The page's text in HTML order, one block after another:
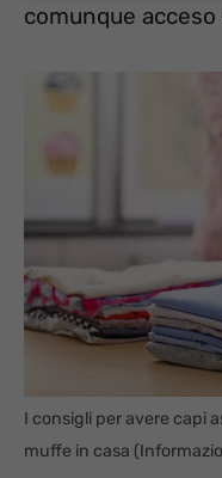
comunque
I consigli per avere capi
muffe in casa